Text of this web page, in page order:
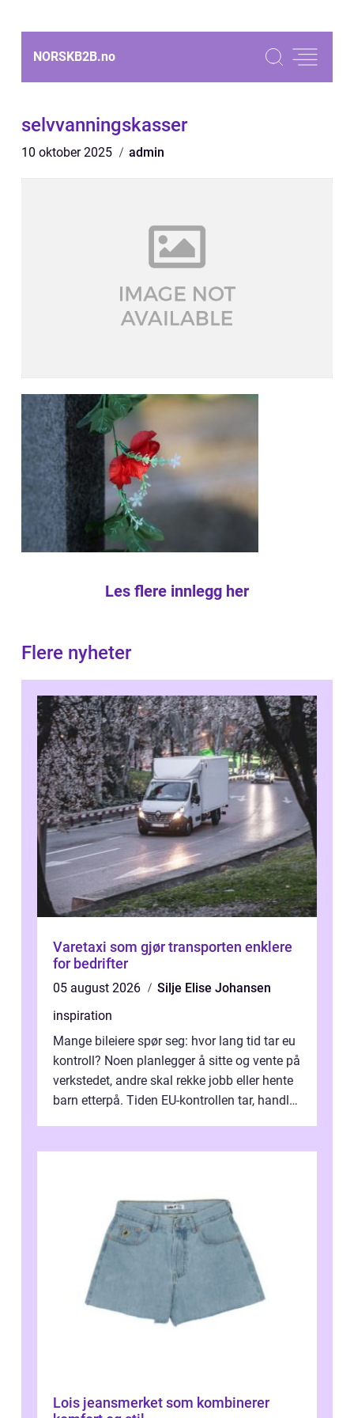
NORSKB2B.no
selvvanningskasser
10 oktober 2025 admin
Les flere innlegg her
Flere nyheter
Varetaxi som gjør transporten enklere
for bedrifter
05 august 2026
Silje Elise Johansen
inspiration
Mange bileiere spør seg: hvor lang tid tar eu
kontroll? Noen planlegger å sitte og vente på
verkstedet, andre skal rekke jobb eller hente
barn etterpå. Tiden EU-kontrollen tar, handler
Lois jeansmerket som kombinerer